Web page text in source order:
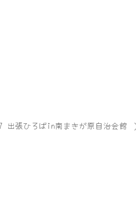
出張ひろばin南まきが原自治会館